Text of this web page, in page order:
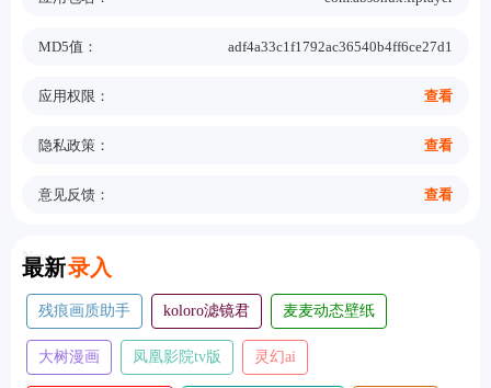
MD5值： adf4a33c1f1792ac36540b4ff6ce27d1
应用权限： 查看
隐私政策： 查看
意见反馈： 查看
最新录入
New
残痕画质助手 koloro滤镜君 麦麦动态壁纸
大树漫画 凤凰影院tv版 灵幻ai